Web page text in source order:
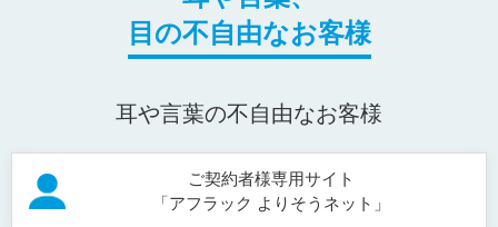
目の不自由なお客様
耳や言葉の不自由なお客様
ご契約者様専用サイト
「アフラック よりそうネット」